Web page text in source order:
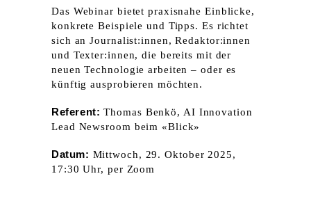
Das Webinar bietet praxisnahe Einblicke,
konkrete Beispiele und Tipps. Es richtet
sich an Journalist:innen, Redaktor:innen
und Texter:innen, die bereits mit der
neuen Technologie arbeiten – oder es
künftig ausprobieren möchten.
Referent: Thomas Benkö, AI Innovation
Lead Newsroom beim «Blick»
Datum: Mittwoch, 29. Oktober 2025,
17:30 Uhr, per Zoom